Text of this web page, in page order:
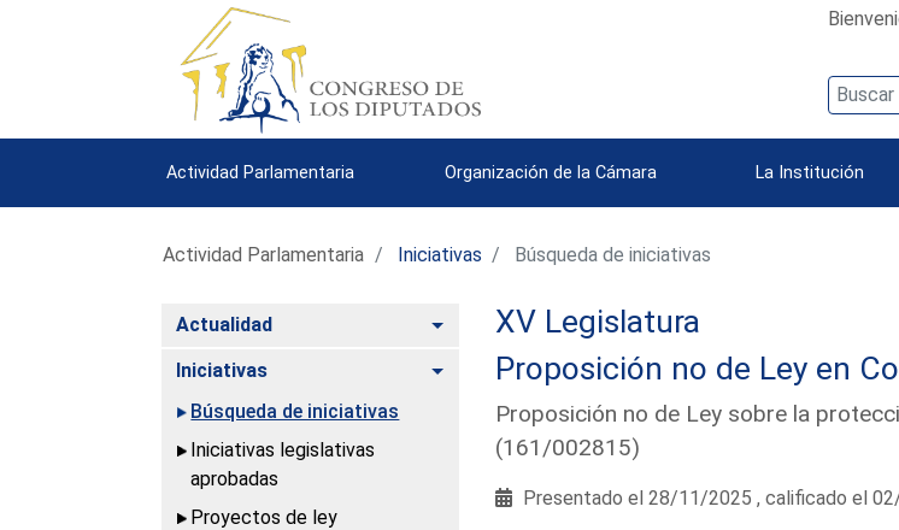
Actividad Parlamentaria Organización de la Cámara La Institución
Actividad Parlamentaria Iniciativas Búsqueda de iniciativas
Actualidad Alternar
Iniciativas
Alternar
Búsqueda de iniciativas
Iniciativas legislativas
aprobadas
Proyectos de ley
XV Legislatura
Proposición no de Ley en
Proposición no de Ley sobre la
(161/002815)
Presentado el 28/11/2025 , calificado el